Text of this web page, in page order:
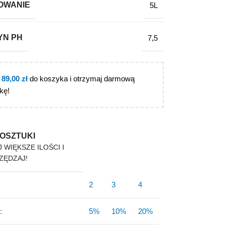
5L
PH 7,5
89,00 złdo koszyka i otrzymaj darmową
WIĘKSZE ILOŚCI I
2 3 4
5% 10% 20%